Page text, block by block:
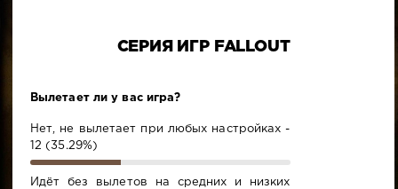
СЕРИЯ ИГР FALLOUT
Вылетает ли у вас игра?
Нет, не вылетает при любых настройках -
12 (35.29%)
Идёт без вылетов на средних и низких